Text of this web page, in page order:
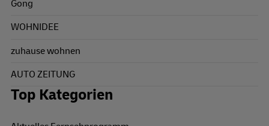
Gong
WOHNIDEE
zuhause wohnen
AUTO ZEITUNG
Top Kategorien